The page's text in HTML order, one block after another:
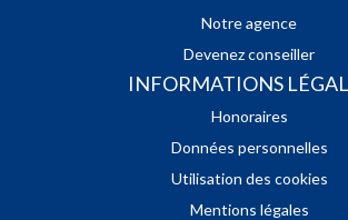
Notre agence
Devenez conseiller
INFORMATIONS
Honoraires
Données personnelles
Utilisation des cookies
Mentions légales